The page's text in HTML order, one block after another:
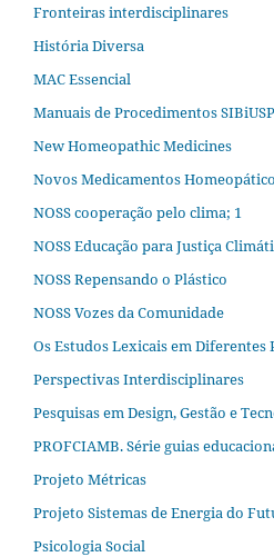
Fronteiras interdisciplinares
História Diversa
MAC Essencial
Manuais de Procedimentos SIBiUSP
New Homeopathic Medicines
Novos Medicamentos
NOSS cooperação pelo clima; 1
NOSS Educação para Justiça
NOSS Repensando o Plástico
NOSS Vozes da Comunidade
Os Estudos Lexicais em Diferentes
Perspectivas Interdisciplinares
Pesquisas em Design, Gestão e
PROFCIAMB. Série guias
Projeto Métricas
Projeto Sistemas de Energia do
Psicologia Social